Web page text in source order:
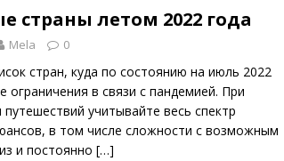
страны летом 2022 года
Mela 0
стран, куда по состоянию на июль 2022
ограничения в связи с пандемией. При
учитывайте весь спектр
в том числе сложности с возможным
и постоянно […]